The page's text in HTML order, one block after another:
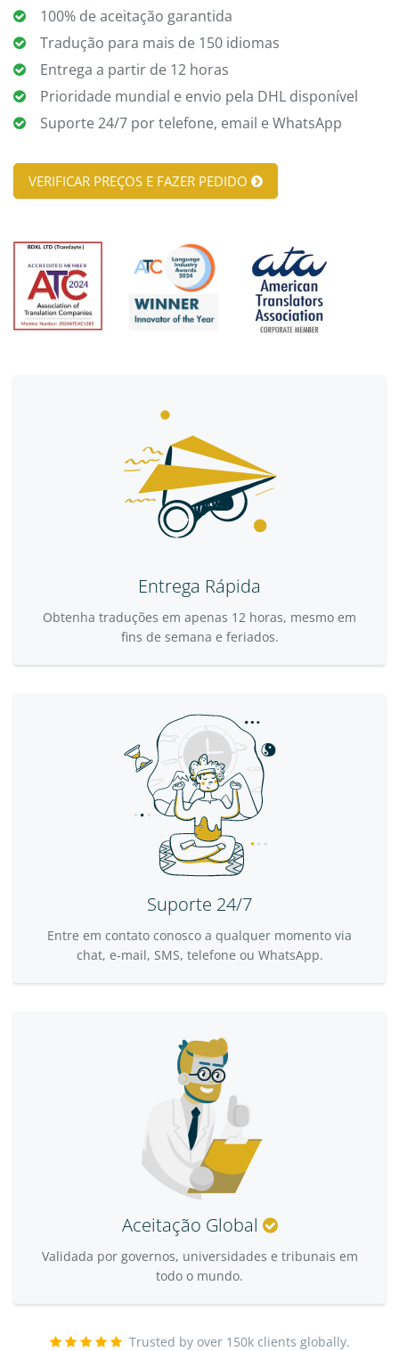
100% de aceitação garantida
Tradução para mais de 150 idiomas
Entrega a partir de 12 horas
Prioridade mundial e envio pela DHL disponível
Suporte 24/7 por telefone, email e WhatsApp
VERIFICAR PREÇOS E FAZER PEDIDO
Entrega Rápida
Obtenha traduções em apenas 12 horas, mesmo em
fins de semana e feriados.
Suporte 24/7
Entre em contato conosco a qualquer momento via
chat, e-mail, SMS, telefone ou WhatsApp.
Aceitação Global
Validada por governos, universidades e tribunais em
todo o mundo.
Trusted by over 150k clients globally.